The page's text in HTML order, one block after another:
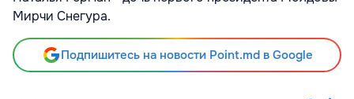
Мирчи Снегура.
Подпишитесь на новости Point.md в Google